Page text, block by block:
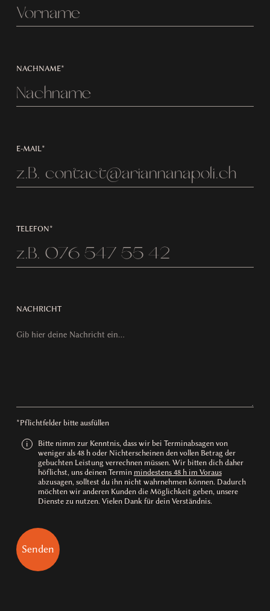
NACHNAME*
E-MAIL*
TELEFON*
NACHRICHT
*Pflichtfelder bitte ausfüllen
i
Bitte nimm zur Kenntnis, dass wir bei Terminabsagen von
weniger als 48 h oder Nichterscheinen den vollen Betrag der
gebuchten Leistung verrechnen müssen. Wir bitten dich daher
höflichst, uns deinen Termin mindestens 48 h im Voraus
abzusagen, solltest du ihn nicht wahrnehmen können. Dadurch
möchten wir anderen Kunden die Möglichkeit geben, unsere
Dienste zu nutzen. Vielen Dank für dein Verständnis.